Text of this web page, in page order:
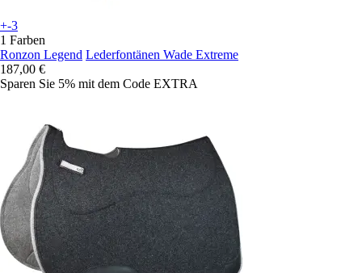
+-3
1 Farben
Ronzon Legend Lederfontänen Wade Extreme
187,00 €
Sparen Sie 5% mit dem Code EXTRA